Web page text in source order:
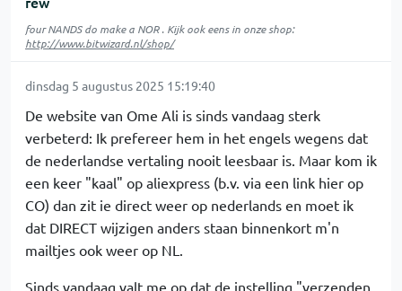
four NANDS do make a NOR . Kijk ook eens in onze shop:
http://www.bitwizard.nl/shop/
dinsdag 5 augustus 2025 15:19:40
De website van Ome Ali is sinds vandaag sterk
verbeterd: Ik prefereer hem in het engels wegens dat
de nederlandse vertaling nooit leesbaar is. Maar kom ik
een keer "kaal" op aliexpress (b.v. via een link hier op
CO) dan zit ie direct weer op nederlands en moet ik
dat DIRECT wijzigen anders staan binnenkort m'n
mailtjes ook weer op NL.
Sinds vandaag valt me op dat de instelling "verzenden